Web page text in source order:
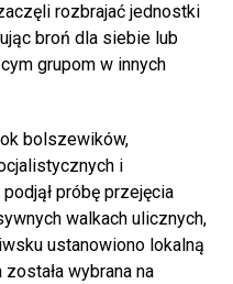
rozbrajać jednostki
broń dla siebie lub
grupom w innych
bolszewików,
i
próbę przejęcia
walkach ulicznych,
ustanowiono lokalną
wybrana na